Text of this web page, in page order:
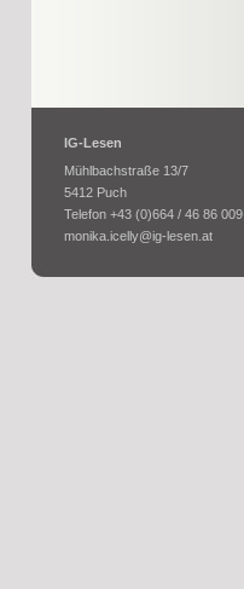
IG-Lesen
Mühlbachstraße 13/7
5412 Puch
Telefon +43 (0)664 / 46 86 009
monika.icelly@ig-lesen.at